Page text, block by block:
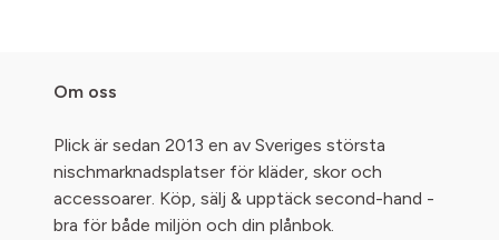
Om oss
Plick är sedan 2013 en av Sveriges största
nischmarknadsplatser för kläder, skor och
accessoarer. Köp, sälj & upptäck second-hand -
bra för både miljön och din plånbok.